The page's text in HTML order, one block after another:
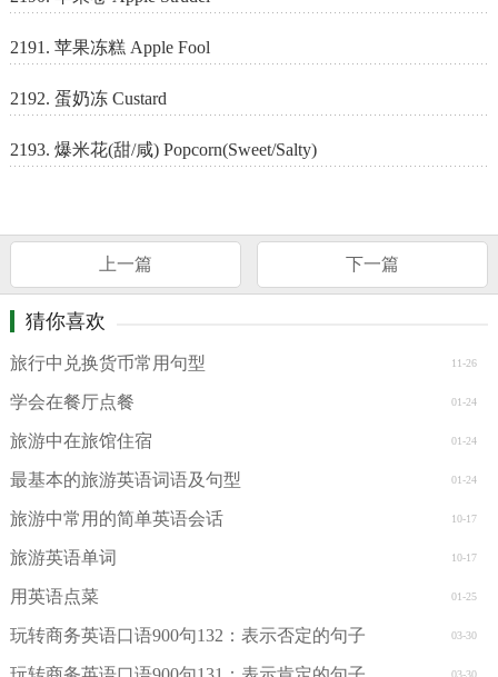
2191. 苹果冻糕 Apple Fool
2192. 蛋奶冻 Custard
2193. 爆米花(甜/咸) Popcorn(Sweet/Salty)
上一篇 下一篇
猜你喜欢
11-26
旅行中兑换货币常用句型
01-24
学会在餐厅点餐
01-24
旅游中在旅馆住宿
01-24
最基本的旅游英语词语及句型
10-17
旅游中常用的简单英语会话
10-17
旅游英语单词
01-25
用英语点菜
03-30
玩转商务英语口语900句132：表示否定的句子